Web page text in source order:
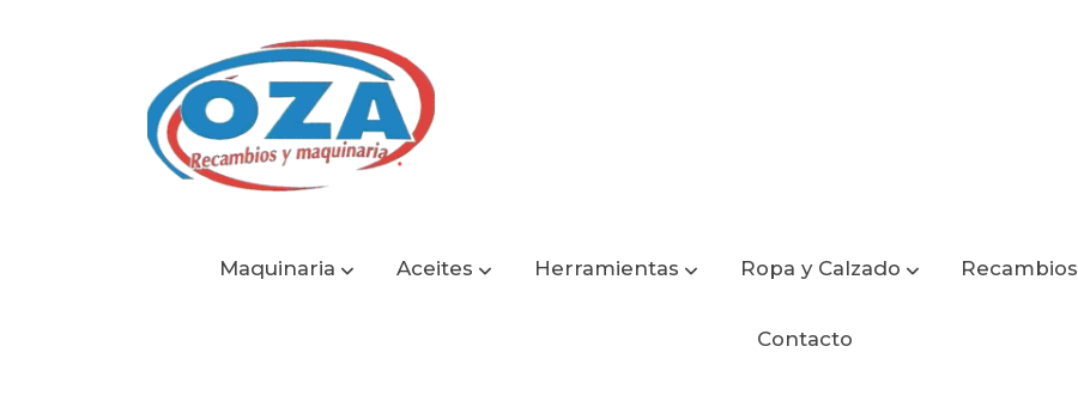
Maquinaria Aceites Herramientas Ropa y Calzado Recambios
Contacto